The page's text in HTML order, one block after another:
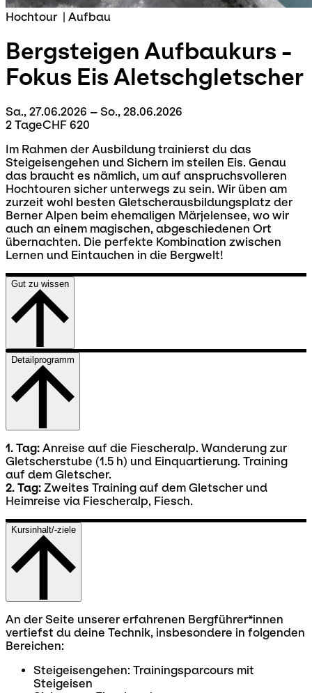
Hochtour | Aufbau
Bergsteigen Aufbaukurs -
Fokus Eis Aletschgletscher
Sa., 27.06.2026 – So., 28.06.2026
2 TageCHF 620
Im Rahmen der Ausbildung trainierst du das
Steigeisengehen und Sichern im steilen Eis. Genau
das braucht es nämlich, um auf anspruchsvolleren
Hochtouren sicher unterwegs zu sein. Wir üben am
zurzeit wohl besten Gletscherausbildungsplatz der
Berner Alpen beim ehemaligen Märjelensee, wo wir
auch an einem magischen, abgeschiedenen Ort
übernachten. Die perfekte Kombination zwischen
Lernen und Eintauchen in die Bergwelt!
Gut zu wissen
Detailprogramm
1. Tag: Anreise auf die Fiescheralp. Wanderung zur
Gletscherstube (1.5 h) und Einquartierung. Training
auf dem Gletscher.
2. Tag: Zweites Training auf dem Gletscher und
Heimreise via Fiescheralp, Fiesch.
Kursinhalt/-ziele
An der Seite unserer erfahrenen Bergführer*innen
vertiefst du deine Technik, insbesondere in folgenden
Bereichen:
Steigeisengehen: Trainingsparcours mit
Steigeisen